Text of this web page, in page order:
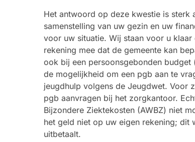
Het antwoord op deze kwestie is sterk
samenstelling van uw gezin en uw
voor uw situatie. Wij staan voor u
rekening mee dat de gemeente kan
ook bij een persoonsgebonden
de mogelijkheid om een pgb aan te
jeugdhulp volgens de Jeugdwet. Voor
pgb aanvragen bij het zorgkantoor.
Bijzondere Ziektekosten (AWBZ) niet
het geld niet op uw eigen rekening;
uitbetaalt.